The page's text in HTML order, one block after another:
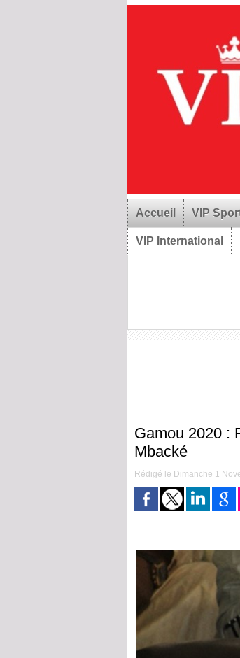
Accueil VIP
VIP International
Gamou 2020 :
Mbacké
Rédigé le Dimanche 1